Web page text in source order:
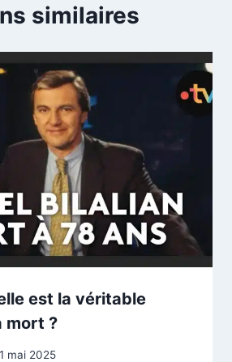
similaires
est la véritable
mort ?
mai 2025